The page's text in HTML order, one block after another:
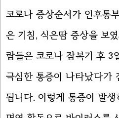
코로나 증상순서가 인후통
은 기침, 식은땀 증상을 보
람들은 코로나 잠복기 후 3
극심한 통증이 나타났다가
됩니다. 이렇게 통증이 발